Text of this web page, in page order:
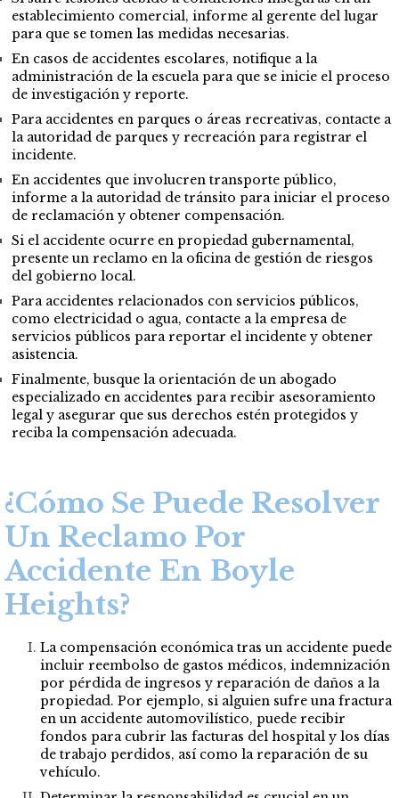
establecimiento comercial, informe al gerente del lugar
para que se tomen las medidas necesarias.
En casos de accidentes escolares, notifique a la
administración de la escuela para que se inicie el proceso
de investigación y reporte.
Para accidentes en parques o áreas recreativas, contacte a
la autoridad de parques y recreación para registrar el
incidente.
En accidentes que involucren transporte público,
informe a la autoridad de tránsito para iniciar el proceso
de reclamación y obtener compensación.
Si el accidente ocurre en propiedad gubernamental,
presente un reclamo en la oficina de gestión de riesgos
del gobierno local.
Para accidentes relacionados con servicios públicos,
como electricidad o agua, contacte a la empresa de
servicios públicos para reportar el incidente y obtener
asistencia.
Finalmente, busque la orientación de un abogado
especializado en accidentes para recibir asesoramiento
legal y asegurar que sus derechos estén protegidos y
reciba la compensación adecuada.
¿Cómo Se Puede Resolver
Un Reclamo Por
Accidente En Boyle
Heights?
La compensación económica tras un accidente puede
incluir reembolso de gastos médicos, indemnización
por pérdida de ingresos y reparación de daños a la
propiedad. Por ejemplo, si alguien sufre una fractura
en un accidente automovilístico, puede recibir
fondos para cubrir las facturas del hospital y los días
de trabajo perdidos, así como la reparación de su
vehículo.